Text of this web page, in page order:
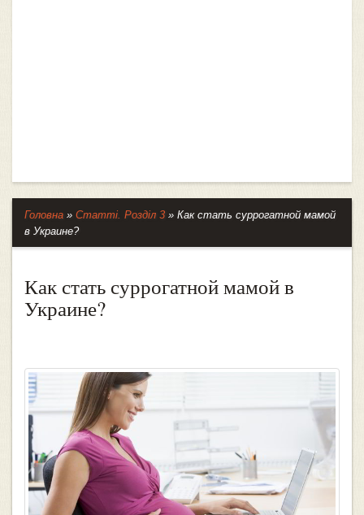
Головна » Статті. Розділ 3 » Как стать суррогатной мамой
в Украине?
Как стать суррогатной мамой в
Украине?